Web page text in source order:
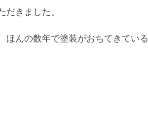
きました。
ほんの数年で塗装がおちてきている